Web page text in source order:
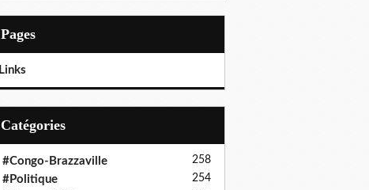
Pages
Links
Catégories
#Congo-Brazzaville 258
#Politique 254